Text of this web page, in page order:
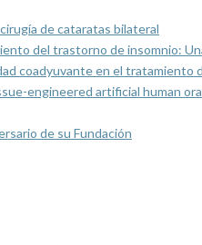
de cataratas bilateral
del trastorno de insomnio:
coadyuvante en el tratamiento
engineered artificial human
de su Fundación